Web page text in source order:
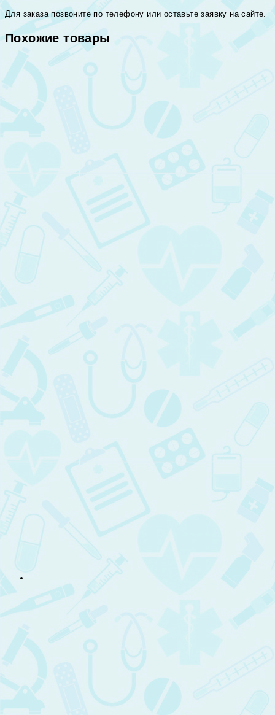
Для заказа позвоните по телефону или оставьте заявку на сайте.
Похожие товары